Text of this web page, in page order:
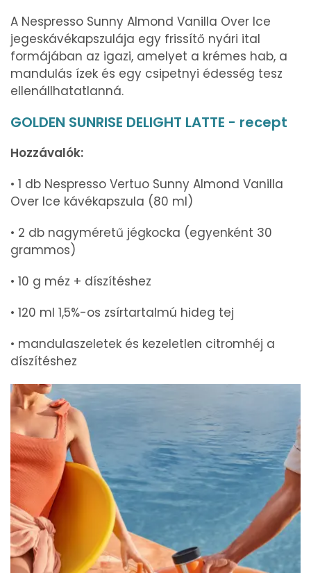
A Nespresso Sunny Almond Vanilla Over Ice
jegeskávékapszulája egy frissítő nyári ital
formájában az igazi, amelyet a krémes hab, a
mandulás ízek és egy csipetnyi édesség tesz
ellenállhatatlanná.
GOLDEN SUNRISE DELIGHT LATTE - recept
Hozzávalók:
• 1 db Nespresso Vertuo Sunny Almond Vanilla
Over Ice kávékapszula (80 ml)
• 2 db nagyméretű jégkocka (egyenként 30
grammos)
• 10 g méz + díszítéshez
• 120 ml 1,5%-os zsírtartalmú hideg tej
• mandulaszeletek és kezeletlen citromhéj a
díszítéshez